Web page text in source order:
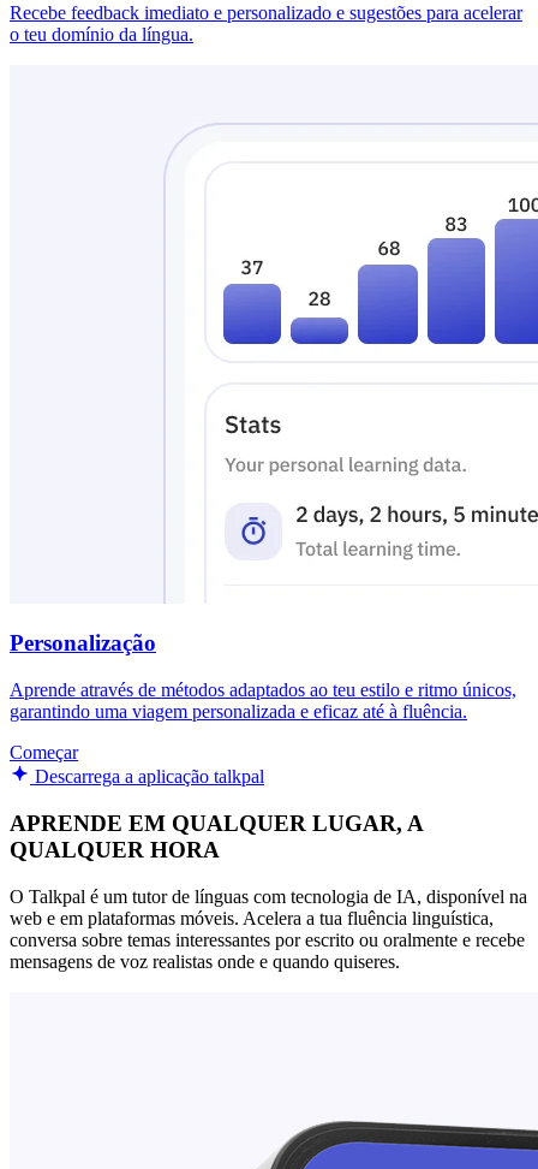
Recebe feedback imediato e personalizado e sugestões para acelerar
o teu domínio da língua.
Personalização
Aprende através de métodos adaptados ao teu estilo e ritmo únicos,
garantindo uma viagem personalizada e eficaz até à fluência.
Começar
Descarrega a aplicação talkpal
APRENDE EM QUALQUER LUGAR, A
QUALQUER HORA
O Talkpal é um tutor de línguas com tecnologia de IA, disponível na
web e em plataformas móveis. Acelera a tua fluência linguística,
conversa sobre temas interessantes por escrito ou oralmente e recebe
mensagens de voz realistas onde e quando quiseres.